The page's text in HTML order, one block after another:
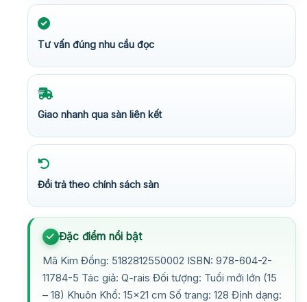
Tư vấn đúng nhu cầu đọc
Giao nhanh qua sàn liên kết
Đổi trả theo chính sách sàn
Đặc điểm nổi bật
Mã Kim Đồng: 5182812550002 ISBN: 978-604-2-
11784-5 Tác giả: Q-rais Đối tượng: Tuổi mới lớn (15
– 18) Khuôn Khổ: 15×21 cm Số trang: 128 Định dạng: